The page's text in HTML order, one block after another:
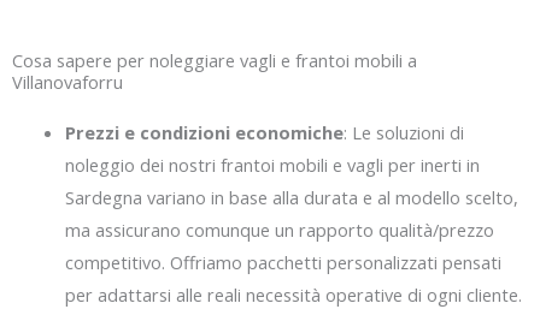
Cosa sapere per noleggiare vagli e frantoi mobili a
Villanovaforru
Prezzi e condizioni economiche: Le soluzioni di
noleggio dei nostri frantoi mobili e vagli per inerti in
Sardegna variano in base alla durata e al modello scelto,
ma assicurano comunque un rapporto qualità/prezzo
competitivo. Offriamo pacchetti personalizzati pensati
per adattarsi alle reali necessità operative di ogni cliente.